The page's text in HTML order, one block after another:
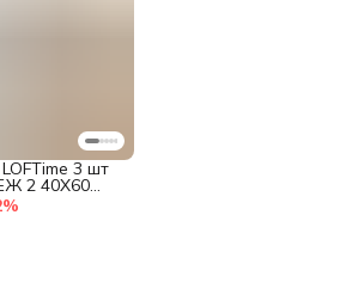
%
3 шт
2 40Х60